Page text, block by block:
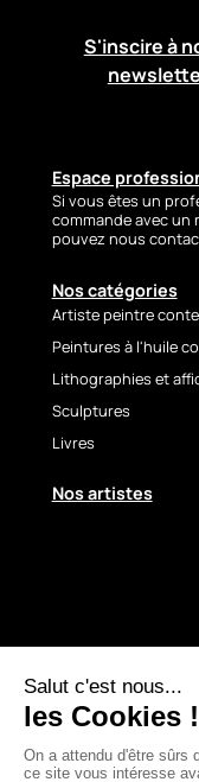
S'inscire à
Nos catégories
Artiste peintre
Peintures à l'huile
Lithographies et
Sculptures
Livres
Nos artistes
Espace
Si vous êtes un
commande avec un
pouvez nous